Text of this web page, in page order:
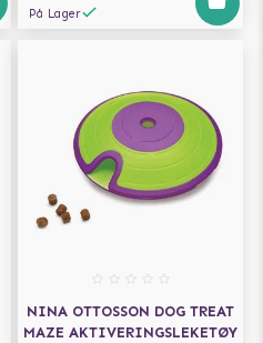
På Lager
NINA OTTOSSON DOG TREAT
MAZE AKTIVERINGSLEKETØY